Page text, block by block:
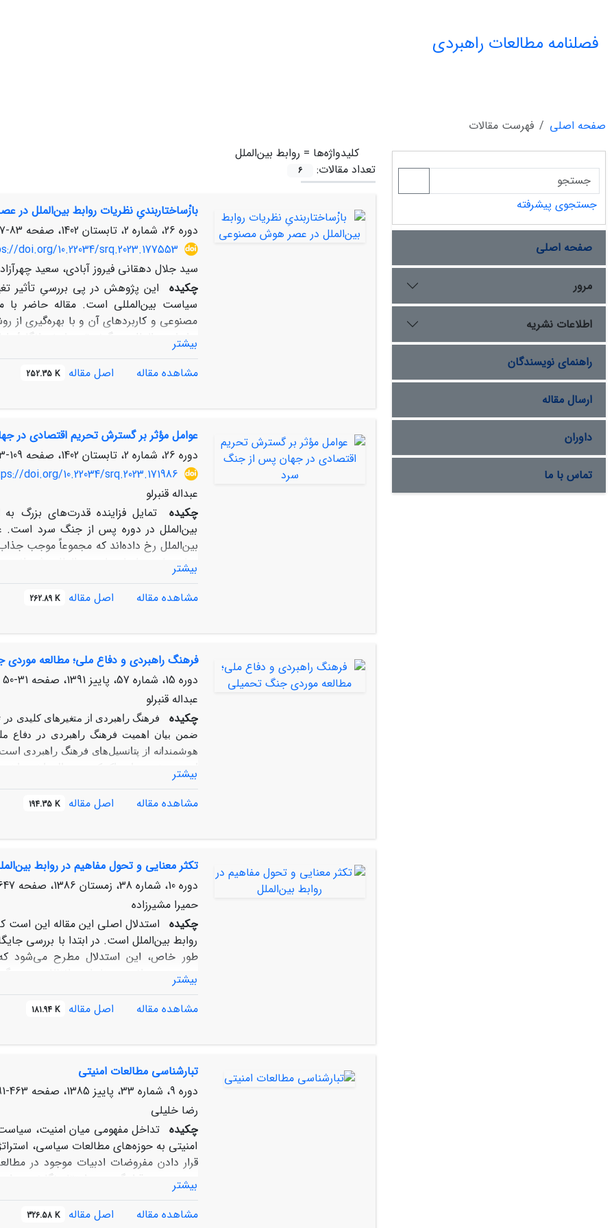
فصلنامه مطالعات راهبردی
صفحه اصلی
فهرست مقالات
کلیدواژه‌ها = روابط بین‌الملل
تعداد مقالات:
6
بازْساختاربندیِ نظریات روابط بین‌الملل
دوره 26، شماره 2، تابستان 1402، صفحه
83-107
doi.org/10.22034/srq.2023.177553
سید جلال دهقانی فیروز آبادی، سعید چهرآزاد
چکیده
این پژوهش در پی بررسیِ تأثیر
سیاست بین­‌المللی است. مقاله حاضر با
مصنوعی و کاربردهای آن و با بهره­‌گیری
روابط بین‌­الملل» چگونه توسط خودانگارۀ
روبه­‌رو کرده است؟ دستاوردهای مقاله
های نوآورانۀ نظریه‌­های روابط بین‌­الملل و
بیشتر
مشاهده مقاله
اصل مقاله 252.35 K
عوامل مؤثر بر گسترش تحریم اقتصادی در
دوره 26، شماره 2، تابستان 1402، صفحه
109-133
doi.org/10.22034/srq.2023.171986
عبداله قنبرلو
چکیده
تمایل فزاینده قدرت‌های بزرگ
بین‌الملل در دوره پس از جنگ سرد است.
بین‌الملل رخ داده‌اند که مجموعاً موجب
دولت‌ها و سازمان‌های بین‌المللی شده‌اند.
بین‌المللِ پس از جنگ سرد افزایش
افزایش شدید هزینه‌های اقدام نظامی، تجارب
فرضیه تلاش خواهد شد از شواهد و داده‌های
بیشتر
مشاهده مقاله
اصل مقاله 262.89 K
فرهنگ راهبردی و دفاع ملی؛ مطالعه
دوره 15، شماره 57، پاییز 1391، صفحه
31-50
عبداله قنبرلو
چکیده
فرهنگ راهبردی از متغیرهای کلیدی
ضمن بیان اهمیت فرهنگ راهبردی در دفاع
هوشمندانه از پتانسیل‌های فرهنگ راهبردی
است موفقیت‌های تاکتیکی به دنبال داشته
جهانی دوم گواهی بارز در این خصوص به شمار
در طول جنگ هشت‌ساله با عراق به این جمع‌بندی
بیشتر
مشاهده مقاله
اصل مقاله 194.35 K
تکثر معنایی و تحول مفاهیم در روابط
دوره 10، شماره 38، زمستان 1386، صفحه
667
حمیرا مشیرزاده
چکیده استدلال اصلی این مقاله این است
روابط بین‌الملل است. در ابتدا با بررسی
طور خاص، این استدلال مطرح می‌شود که
زمینه‌مندی دانست. بنابراین، انتظار
باشد و همچنین در گفتمان‌ها و
در دو بخش بعدی مقاله رابطه تحول مفاهیم
بیشتر
مشاهده مقاله
اصل مقاله 181.94 K
تبارشناسی مطالعات امنیتی
دوره 9، شماره 33، پاییز 1385، صفحه
463-491
رضا خلیلی
چکیده تداخل مفهومی میان امنیت، سیاست
امنیتی به حوزه‌های مطالعات سیاسی،
قرار دادن مفروضات ادبیات موجود در
مورد بررسی قرار گیرد. به اعتقاد
آن، برای رفع وابستگی مطالعات امنیتی به
چون یکسانی مفهوم امنیت و مطالعات
بیشتر
مشاهده مقاله
اصل مقاله 326.58 K
جستجوی پیشرفته
صفحه اصلی
مرور
اطلاعات نشریه
راهنمای نویسندگان
ارسال مقاله
داوران
تماس با ما